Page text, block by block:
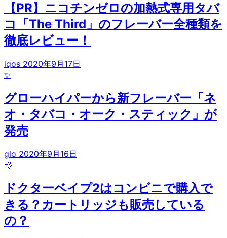
【PR】ニコチンゼロの加熱式専用タバ
コ「The Third」のフレーバー全種類を
徹底レビュー！
iqos 2020年9月17日
✨
グローハイパーから新フレーバー「ネ
オ・タバコ・オーク・スティック」が
発売
glo 2020年9月16日
💨
ドクターベイプ2はコンビニで購入で
きる？カートリッジも販売している
の？